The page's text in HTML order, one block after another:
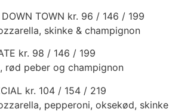
TOWN kr. 96 / 146 / 199
skinke & champignon
kr. 98 / 146 / 199
rød peber og champignon
kr. 104 / 154 / 219
pepperoni, oksekød,